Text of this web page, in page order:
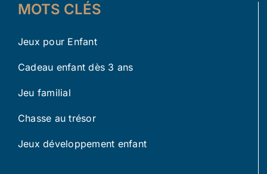
MOTS CLÉS
Jeux pour Enfant
Cadeau enfant dès 3 ans
Jeu familial
Chasse au trésor
Jeux développement enfant